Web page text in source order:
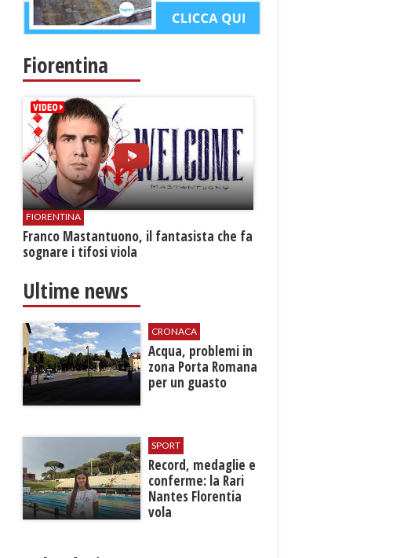
Fiorentina
FIORENTINA
Franco Mastantuono, il fantasista che fa
sognare i tifosi viola
Ultime news
CRONACA
Acqua, problemi in
zona Porta Romana
per un guasto
SPORT
Record, medaglie e
conferme: la Rari
Nantes Florentia
vola